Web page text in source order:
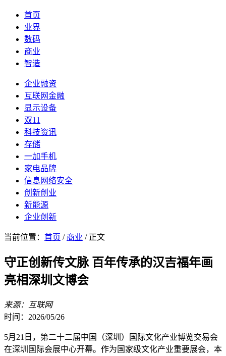
首页
业界
数码
商业
智造
企业融资
互联网金融
显示设备
双11
科技资讯
存储
一加手机
家电品牌
信息网络安全
创新创业
新能源
企业创新
当前位置： 首页 / 商业 / 正文
守正创新传文脉 百年传承的汉吉福年画
亮相深圳文博会
来源：互联网
时间：2026/05/26
5月21日，第二十二届中国（深圳）国际文化产业博览交易会
在深圳国际会展中心开幕。作为国家级文化产业重要展会，本